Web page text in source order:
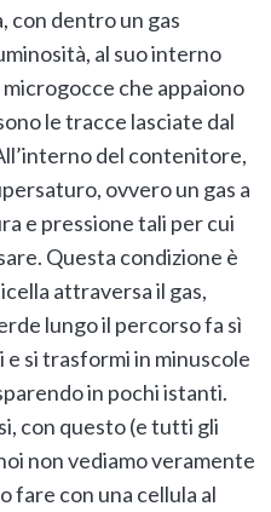
con dentro un gas
al suo interno
che appaiono
le tracce lasciate dal
del contenitore,
ovvero un gas a
e pressione tali per cui
Questa condizione è
attraversa il gas,
lungo il percorso fa sì
e si trasformi in minuscole
in pochi istanti.
con questo (e tutti gli
non vediamo veramente
fare con una cellula al